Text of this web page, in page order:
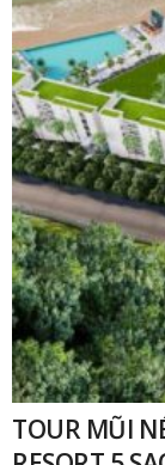
TOUR MŨI